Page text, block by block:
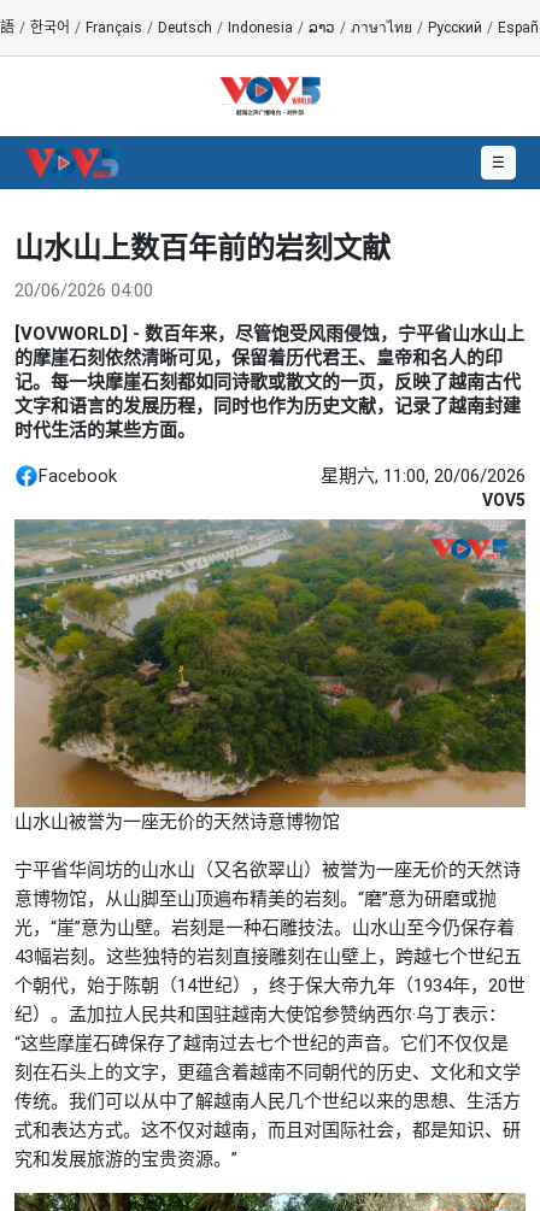
/ 한국어 / Français / Deutsch / Indonesia / ລາວ / ภาษาไทย / Русский /
☰
山水山上数百年前的岩刻文献
20/06/2026 04:00
[VOVWORLD] - 数百年来，尽管饱受风雨侵蚀，宁平省山水山上
的摩崖石刻依然清晰可见，保留着历代君王、皇帝和名人的印
记。每一块摩崖石刻都如同诗歌或散文的一页，反映了越南古代
文字和语言的发展历程，同时也作为历史文献，记录了越南封建
时代生活的某些方面。
Facebook 星期六, 11:00, 20/06/2026
VOV5
山水山被誉为一座无价的天然诗意博物馆
宁平省华闾坊的山水山（又名欲翠山）被誉为一座无价的天然诗
意博物馆，从山脚至山顶遍布精美的岩刻。“磨”意为研磨或抛
光，“崖”意为山壁。岩刻是一种石雕技法。山水山至今仍保存着
43幅岩刻。这些独特的岩刻直接雕刻在山壁上，跨越七个世纪五
个朝代，始于陈朝（14世纪），终于保大帝九年（1934年，20世
纪）。孟加拉人民共和国驻越南大使馆参赞纳西尔·乌丁表示：
“这些摩崖石碑保存了越南过去七个世纪的声音。它们不仅仅是
刻在石头上的文字，更蕴含着越南不同朝代的历史、文化和文学
传统。我们可以从中了解越南人民几个世纪以来的思想、生活方
式和表达方式。这不仅对越南，而且对国际社会，都是知识、研
究和发展旅游的宝贵资源。”